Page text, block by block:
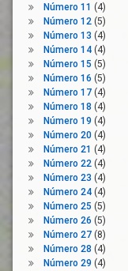
Número 11 (4)
Número 12(5)
Número 13 (4)
Número 14(4)
Número 15 (5)
Número 16 (5)
Número 17(4)
Número 18 (4)
Número 19 (4)
Número 20(4)
Número 21 (4)
Número 22(4)
Número 23 (4)
Número 24(4)
Número 25 (5)
Número 26 (5)
Número 27(8)
Número 28 (4)
Número 29 (4)